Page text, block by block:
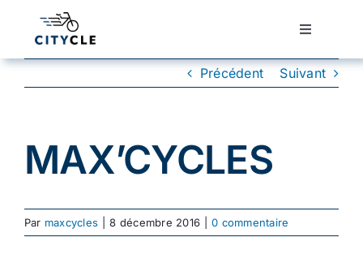
Toggle
Vélos de ville
Matériel
Précédent Suivant
MAX’CYCLES
Par maxcycles 8 décembre 2016 0 commentaire